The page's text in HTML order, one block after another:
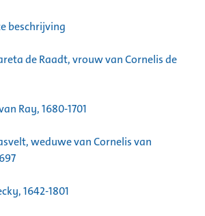
beschrijving
de Raadt, vrouw van Cornelis de
Ray, 1680-1701
weduwe van Cornelis van
1642-1801